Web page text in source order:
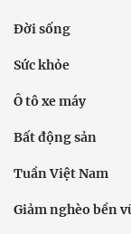
Đời sống
Sức khỏe
Ô tô xe máy
Bất động sản
Tuần Việt Nam
Giảm nghèo bền